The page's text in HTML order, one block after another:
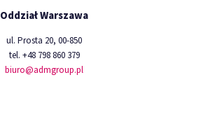
Oddział Warszawa
ul. Prosta 20, 00-850
tel. +48 798 860 379
biuro@admgroup.pl